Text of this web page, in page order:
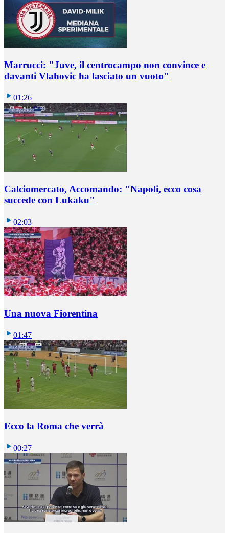
Marrucci: "Juve, il centrocampo non convince e
davanti Vlahovic ha lasciato un vuoto"
01:26
Calciomercato, Accomando: "Napoli, ecco cosa
succede con Lukaku"
02:03
Una nuova Fiorentina
01:47
Ecco la Roma che verrà
00:27